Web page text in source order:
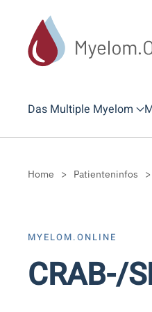
Zum Hauptinhalt
Das Multiple Myelom
Home Patienteninfos
MYELOM.ONLINE
CRAB-/